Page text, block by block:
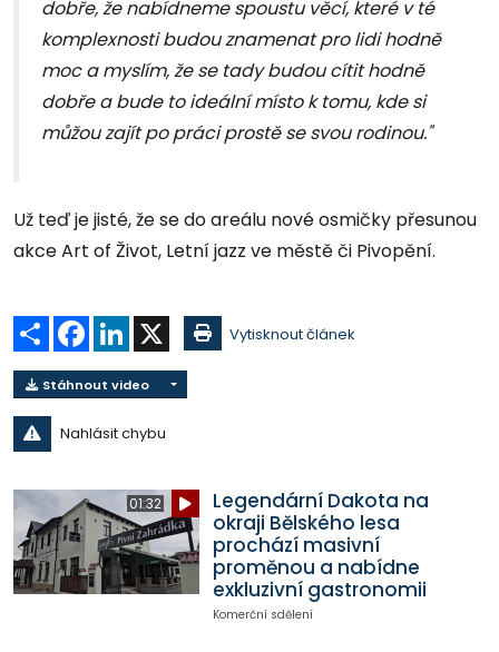
dobře, že nabídneme spoustu věcí, které v té
komplexnosti budou znamenat pro lidi hodně
moc a myslím, že se tady budou cítit hodně
dobře a bude to ideální místo k tomu, kde si
můžou zajít po práci prostě se svou rodinou."
Už teď je jisté, že se do areálu nové osmičky přesunou
akce Art of Život, Letní jazz ve městě či Pivopění.
Sdílet Facebook
LinkedIn Vytisknout článek
Stáhnout video
Nahlásit chybu
01:32
Legendární Dakota na
okraji Bělského lesa
prochází masivní
proměnou a nabídne
exkluzivní gastronomii
Komerční sdělení